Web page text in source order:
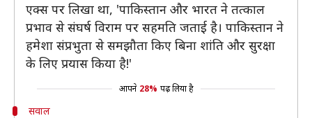
एक्स पर लिखा था, 'पाकिस्तान और भारत ने तत्काल
प्रभाव से संघर्ष विराम पर सहमति जताई है। पाकिस्तान ने
हमेशा संप्रभुता से समझौता किए बिना शांति और सुरक्षा
के लिए प्रयास किया है!'
आपने 28% पढ़ लिया है
सवाल